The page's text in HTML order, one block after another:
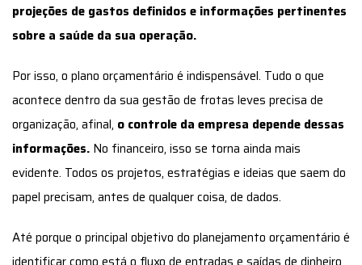
projeções de gastos definidos e informações pertinentes
sobre a saúde da sua operação.
Por isso, o plano orçamentário é indispensável. Tudo o que
acontece dentro da sua gestão de frotas leves precisa de
organização, afinal, o controle da empresa depende dessas
informações. No financeiro, isso se torna ainda mais
evidente. Todos os projetos, estratégias e ideias que saem do
papel precisam, antes de qualquer coisa, de dados.
Até porque o principal objetivo do planejamento orçamentário é